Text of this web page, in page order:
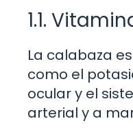
1.1.
La calabaza
como el
ocular y el
arterial y a